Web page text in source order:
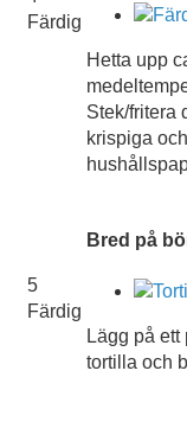
Färdig
Hetta upp
Stek/fritera
krispiga
5
Färdig
Bred på
Lägg på
tortilla och